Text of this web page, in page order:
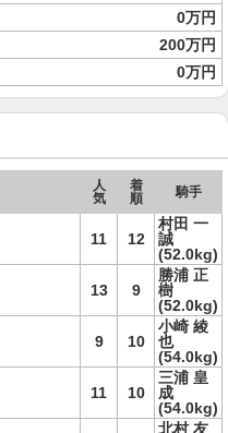
0万円
200万円
0万円
人
気
着
順
騎手
11 12
村田 一
誠
(52.0kg)
13 9
勝浦 正
樹
(52.0kg)
9 10
小崎 綾
也
(54.0kg)
11 10
三浦 皇
成
(54.0kg)
北村 友